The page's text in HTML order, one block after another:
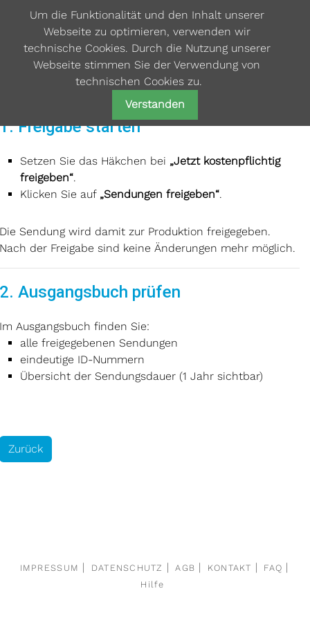
▸ Freigabe & Bezahlung
1. Freigabe starten
Setzen Sie das Häkchen bei „Jetzt kostenpflichtig
freigeben“.
Klicken Sie auf „Sendungen freigeben“.
Die Sendung wird damit zur Produktion freigegeben.
Nach der Freigabe sind keine Änderungen mehr möglich.
2. Ausgangsbuch prüfen
Im Ausgangsbuch finden Sie:
alle freigegebenen Sendungen
eindeutige ID-Nummern
Übersicht der Sendungsdauer (1 Jahr sichtbar)
Zurück
IMPRESSUM DATENSCHUTZ AGB KONTAKT
FAQ
Hilfe
Um die Funktionalität und den Inhalt unserer
Webseite zu optimieren, verwenden wir
technische Cookies. Durch die Nutzung unserer
Webseite stimmen Sie der Verwendung von
technischen Cookies zu.
Verstanden